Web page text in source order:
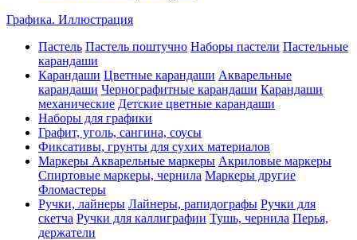
Графика. Иллюстрация
Пастель Пастель поштучно Наборы пастели Пастельные
карандаши
Карандаши Цветные карандаши Акварельные
карандаши Чернографитные карандаши Карандаши
механические Детские цветные карандаши
Наборы для графики
Графит, уголь, сангина, соусы
Фиксативы, грунты для сухих материалов
Маркеры Акварельные маркеры Акриловые маркеры
Спиртовые маркеры, чернила Маркеры другие
Фломастеры
Ручки, лайнеры Лайнеры, рапидографы Ручки для
скетча Ручки для каллиграфии Тушь, чернила Перья,
держатели